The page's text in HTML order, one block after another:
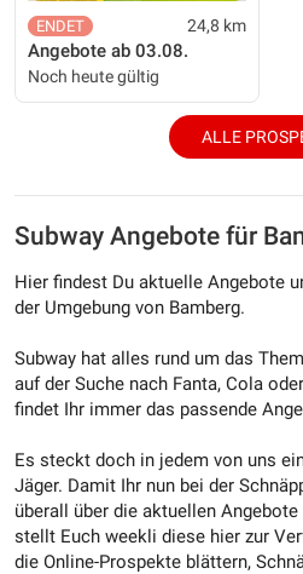
24,8 km
Angebote ab 03.08.
Noch heute gültig
ALLE
Subway Angebote für
Hier findest Du aktuelle Angebote
der Umgebung von Bamberg.
Subway hat alles rund um das
auf der Suche nach Fanta, Cola
findet Ihr immer das passende
Es steckt doch in jedem von uns
Jäger. Damit Ihr nun bei der
überall über die aktuellen
stellt Euch weekli diese hier zur
die Online-Prospekte blättern,